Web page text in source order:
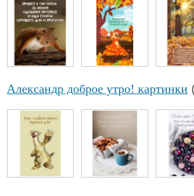
Александр доброе утро! картинки